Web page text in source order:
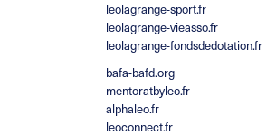
leolagrange-sport.fr
leolagrange-vieasso.fr
leolagrange-fondsdedotation.fr
bafa-bafd.org
mentoratbyleo.fr
alphaleo.fr
leoconnect.fr